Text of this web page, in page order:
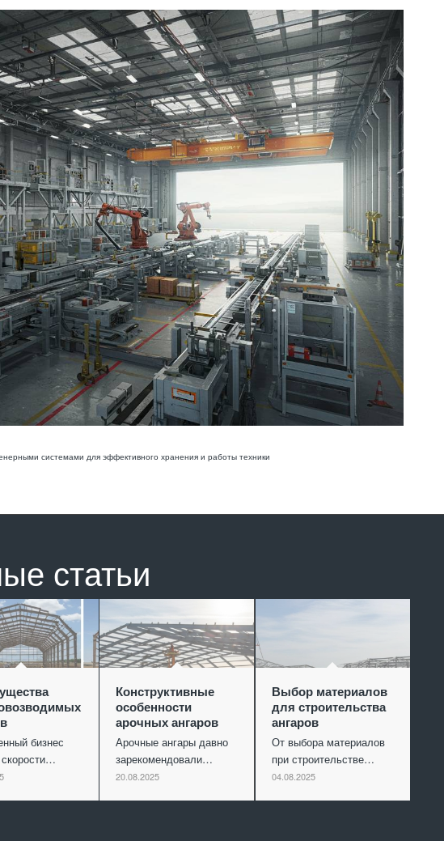
системами для эффективного хранения и работы техники
статьи
бизнес
скорости…
Конструктивные
особенности
арочных ангаров
Арочные ангары давно
зарекомендовали…
20.08.2025
Выбор материалов
для строительства
ангаров
От выбора материалов
при строительстве…
04.08.2025